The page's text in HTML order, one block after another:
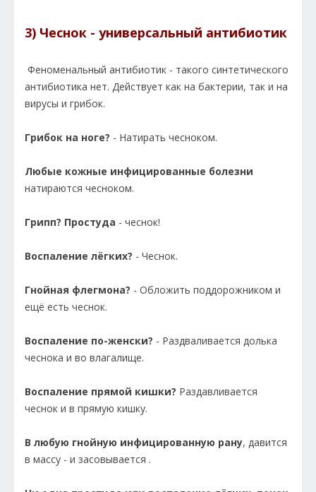
3) Чеснок - универсальный антибиотик
Феноменальный антибиотик - такого синтетического
антибиотика нет. Действует как на бактерии, так и на
вирусы и грибок.
Грибок на ноге? - Натирать чесноком.
Любые кожные инфицированные болезни
натираются чесноком.
Грипп? Простуда - чеснок!
Воспаление лёгких? - Чеснок.
Гнойная флегмона? - Обложить поддорожником и
ещё есть чеснок.
Воспаление по-женски? - Раздваливается долька
чеснока и во влагалище.
Воспаление прямой кишки? Раздавливается
чеснок и в прямую кишку.
В любую гнойную инфицированную рану, давится
в массу - и засовывается .